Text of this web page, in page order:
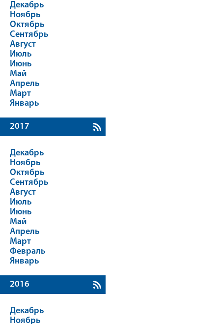
Декабрь
Ноябрь
Октябрь
Сентябрь
Август
Июль
Июнь
Май
Апрель
Март
Январь
2017
Декабрь
Ноябрь
Октябрь
Сентябрь
Август
Июль
Июнь
Май
Апрель
Март
Февраль
Январь
2016
Декабрь
Ноябрь